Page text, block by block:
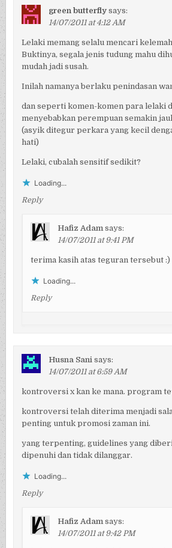
green butterfly says:
14/07/2011 at 4:12 AM
Lelaki memang selalu mencari
Buktinya, segala jenis tudung mahu
mudah jadi susah.
Inilah namanya berlaku penindasan
dan seperti komen-komen para lelaki
menyebabkan perempuan semakin
(asyik ditegur perkara yang kecil
hati)
Lelaki, cubalah sensitif sedikit?
Loading...
Reply
Hafiz Adam says:
14/07/2011 at 9:41 PM
terima kasih atas teguran tersebut :)
Loading...
Reply
Husna Sani says:
14/07/2011 at 6:59 AM
kontroversi x kan ke mana. program
kontroversi telah diterima menjadi
penting untuk promosi zaman ini.
yang terpenting, guidelines yang
dipenuhi dan tidak dilanggar.
Loading...
Reply
Hafiz Adam says:
14/07/2011 at 9:42 PM